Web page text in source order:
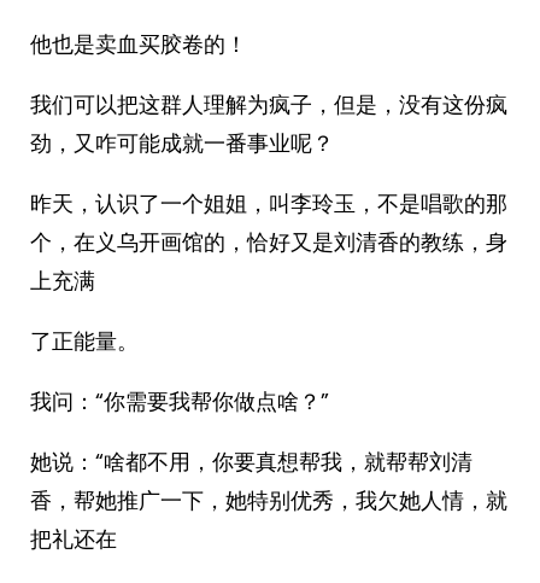
他也是卖血买胶卷的！
我们可以把这群人理解为疯子，但是，没有这份疯
劲，又咋可能成就一番事业呢？
昨天，认识了一个姐姐，叫李玲玉，不是唱歌的那
个，在义乌开画馆的，恰好又是刘清香的教练，身
上充满
了正能量。
我问：“你需要我帮你做点啥？”
她说：“啥都不用，你要真想帮我，就帮帮刘清
香，帮她推广一下，她特别优秀，我欠她人情，就
把礼还在